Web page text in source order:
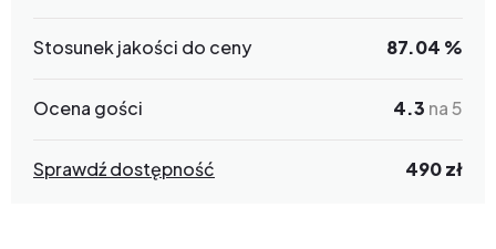
Stosunek jakości do ceny 87.04 %
Ocena gości 4.3 na 5
Sprawdź dostępność 490 zł